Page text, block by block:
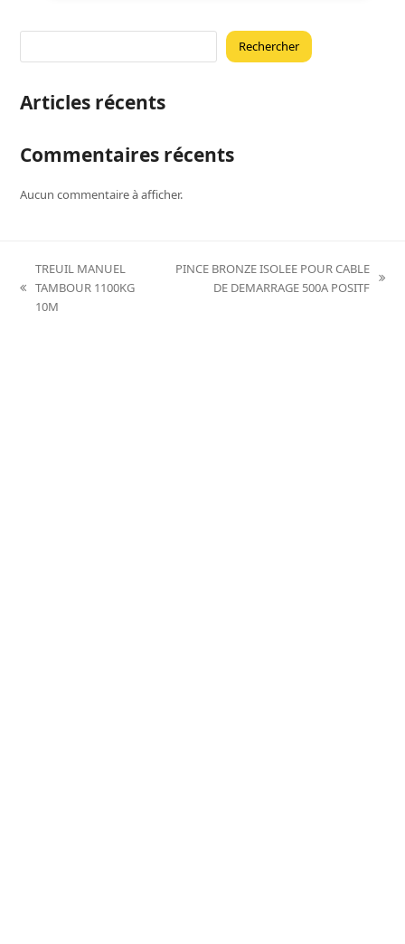
Rechercher
Articles récents
Commentaires récents
Aucun commentaire à afficher.
previous
post:
TREUIL MANUEL
TAMBOUR 1100KG
10M
PINCE BRONZE ISOLEE POUR CABLE
DE DEMARRAGE 500A POSITF